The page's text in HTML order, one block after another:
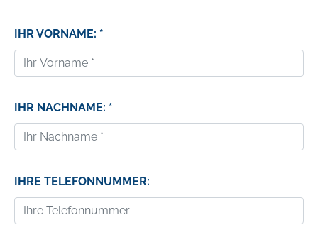
IHR VORNAME: *
IHR NACHNAME: *
IHRE TELEFONNUMMER: